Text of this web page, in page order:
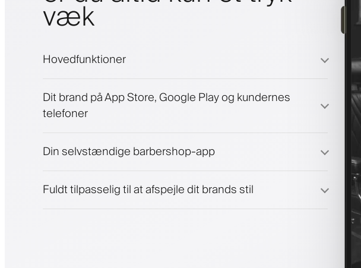
væk
Hovedfunktioner
Betalinger, sikkerhedsdepositum
Sælg skønhedsprodukter
Dit brand på App Store, Google Play og kundernes
telefoner
Din selvstændige barbershop-app
Fuldt tilpasselig til at afspejle dit brands stil